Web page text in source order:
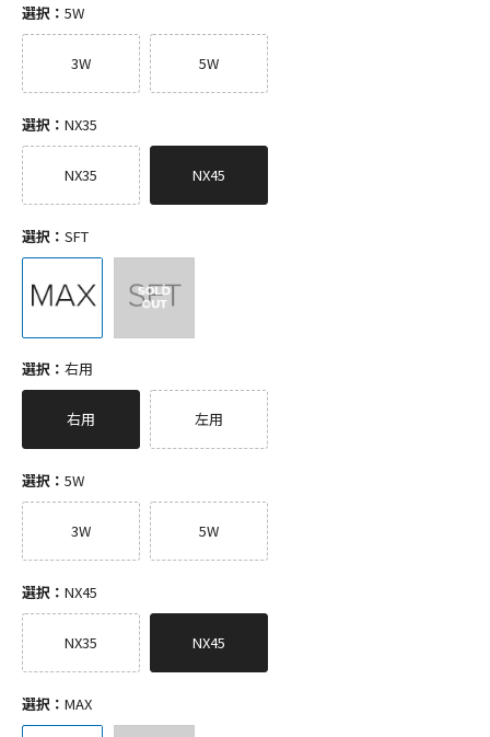
選択： 5W
3W 5W
選択： NX35
NX35 NX45
選択： SFT
選択： 右用
右用 左用
選択： 5W
3W 5W
選択： NX45
NX35 NX45
選択： MAX